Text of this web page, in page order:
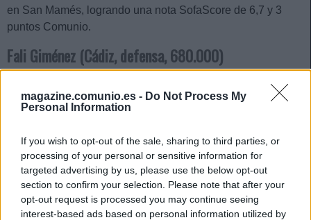
magazine.comunio.es - Do Not Process My
Personal Information
If you wish to opt-out of the sale, sharing to third parties, or
processing of your personal or sensitive information for
targeted advertising by us, please use the below opt-out
section to confirm your selection. Please note that after your
opt-out request is processed you may continue seeing
interest-based ads based on personal information utilized by
en San Mamés, logrando una nota SofaScore de 6,7 y 3
puntos Comunio.
Fali Giménez (Cádiz, defensa, 680.000)
Tras la victoria por 0-1 en Mestalla, Sergio hará pocos
cambios en el once titular del Cádiz y Fali probablemente
la defensa. El central amarillo sumó 8 puntos en el duelo
ante el Valencia y lleva una media de 4,1 en la temporada,
una cantidad notable para su bajo valor de mercado.
Iddrisu Baba (Mallorca, centrocampista, 910.000)